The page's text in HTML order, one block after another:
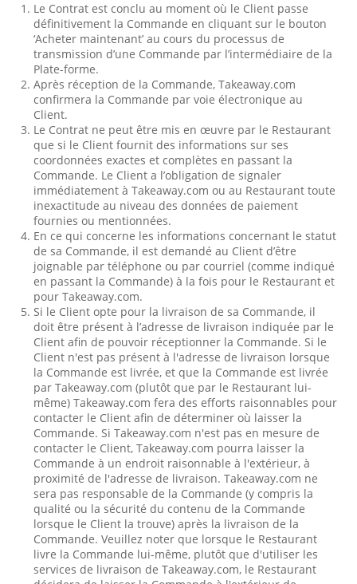
Le Contrat est conclu au moment où le Client passe
définitivement la Commande en cliquant sur le bouton
‘Acheter maintenant’ au cours du processus de
transmission d’une Commande par l’intermédiaire de la
Plate-forme.
Après réception de la Commande, Takeaway.com
confirmera la Commande par voie électronique au
Client.
Le Contrat ne peut être mis en œuvre par le Restaurant
que si le Client fournit des informations sur ses
coordonnées exactes et complètes en passant la
Commande. Le Client a l’obligation de signaler
immédiatement à Takeaway.com ou au Restaurant toute
inexactitude au niveau des données de paiement
fournies ou mentionnées.
En ce qui concerne les informations concernant le statut
de sa Commande, il est demandé au Client d’être
joignable par téléphone ou par courriel (comme indiqué
en passant la Commande) à la fois pour le Restaurant et
pour Takeaway.com.
Si le Client opte pour la livraison de sa Commande, il
doit être présent à l’adresse de livraison indiquée par le
Client afin de pouvoir réceptionner la Commande. Si le
Client n'est pas présent à l'adresse de livraison lorsque
la Commande est livrée, et que la Commande est livrée
par Takeaway.com (plutôt que par le Restaurant lui-
même) Takeaway.com fera des efforts raisonnables pour
contacter le Client afin de déterminer où laisser la
Commande. Si Takeaway.com n'est pas en mesure de
contacter le Client, Takeaway.com pourra laisser la
Commande à un endroit raisonnable à l'extérieur, à
proximité de l'adresse de livraison. Takeaway.com ne
sera pas responsable de la Commande (y compris la
qualité ou la sécurité du contenu de la Commande
lorsque le Client la trouve) après la livraison de la
Commande. Veuillez noter que lorsque le Restaurant
livre la Commande lui-même, plutôt que d'utiliser les
services de livraison de Takeaway.com, le Restaurant